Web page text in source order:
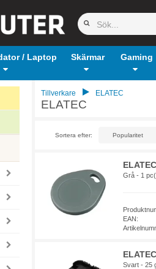
/ Laptop Skärmar Gaming
Tillverkare ELATEC
ELATEC
Sortera efter:
Grå - 1
EAN:
Svart - 25